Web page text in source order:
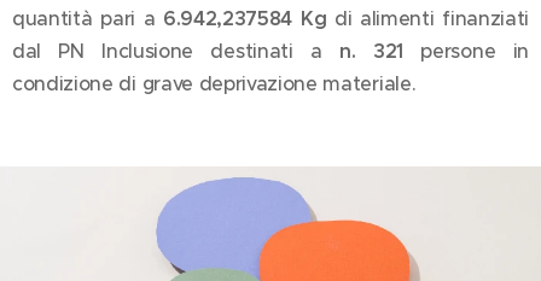
quantità pari a 6.942,237584 Kg di alimenti finanziati
dal PN Inclusione destinati a n. 321 persone in
condizione di grave deprivazione materiale.